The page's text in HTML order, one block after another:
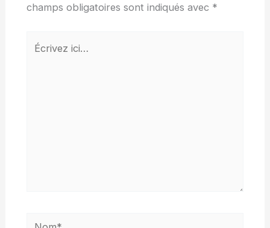
champs obligatoires sont indiqués avec *
Écrivez
Nom*